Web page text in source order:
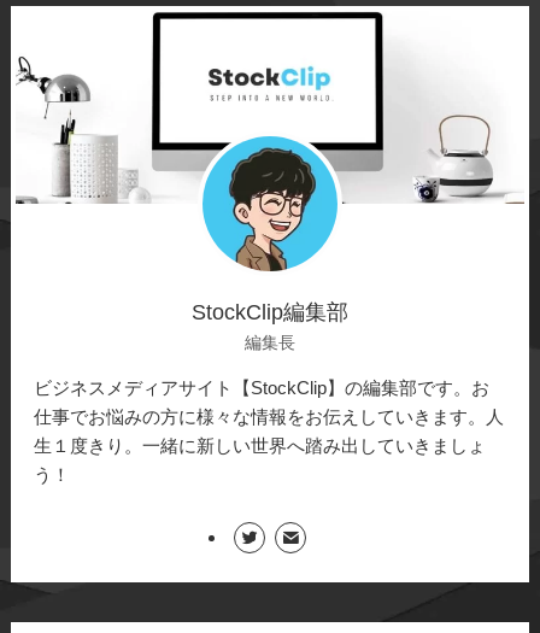
StockClip編集部
編集長
ビジネスメディアサイト【StockClip】の編集部です。お
仕事でお悩みの方に様々な情報をお伝えしていきます。人
生１度きり。一緒に新しい世界へ踏み出していきましょ
う！